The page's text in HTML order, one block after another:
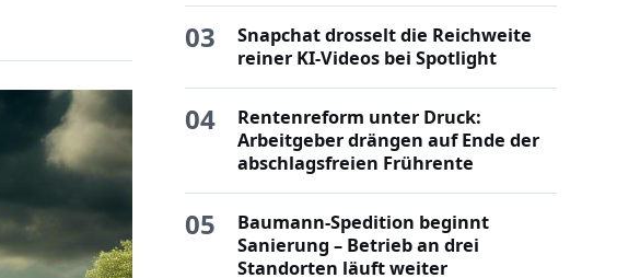
03
Snapchat drosselt die Reichweite
reiner KI-Videos bei Spotlight
04
Rentenreform unter Druck:
Arbeitgeber drängen auf Ende der
abschlagsfreien Frührente
05
Baumann-Spedition beginnt
Sanierung – Betrieb an drei
Standorten läuft weiter